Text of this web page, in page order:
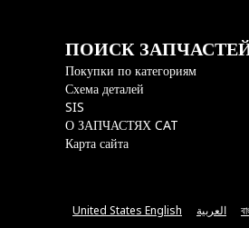
ПОИСК
Покупки по категориям
Схема деталей
SIS
О ЗАПЧАСТЯХ CAT
Карта сайта
United States English العربية